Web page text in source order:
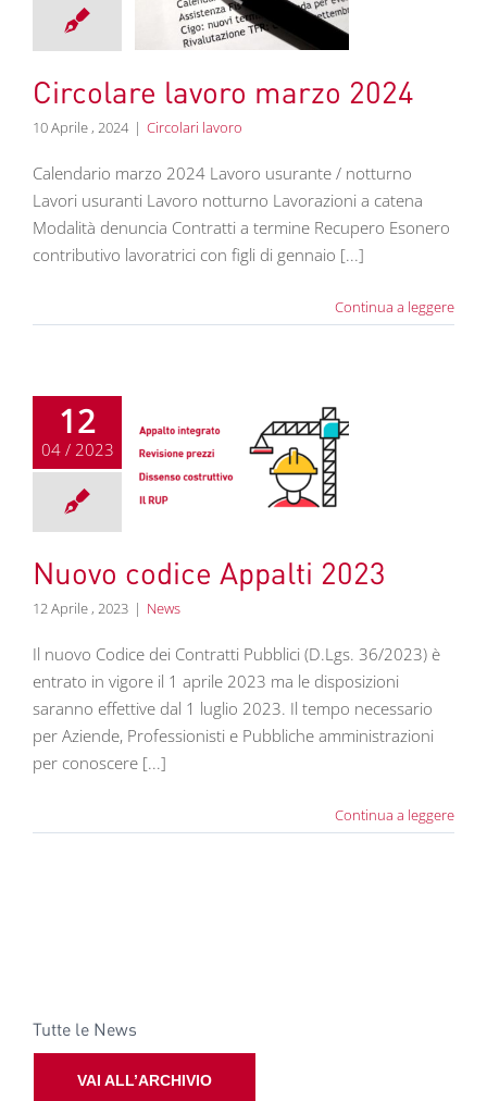
lavoro
Circolare lavoro marzo 2024
10 Aprile , 2024 | Circolari lavoro
Calendario marzo 2024 Lavoro usurante / notturno
Lavori usuranti Lavoro notturno Lavorazioni a catena
Modalità denuncia Contratti a termine Recupero Esonero
contributivo lavoratrici con figli di gennaio [...]
Continua a leggere
12
04 / 2023
Appalti
Nuovo codice Appalti 2023
12 Aprile , 2023 | News
Il nuovo Codice dei Contratti Pubblici (D.Lgs. 36/2023) è
entrato in vigore il 1 aprile 2023 ma le disposizioni
saranno effettive dal 1 luglio 2023. Il tempo necessario
per Aziende, Professionisti e Pubbliche amministrazioni
per conoscere [...]
Continua a leggere
Tutte le News
VAI ALL’ARCHIVIO